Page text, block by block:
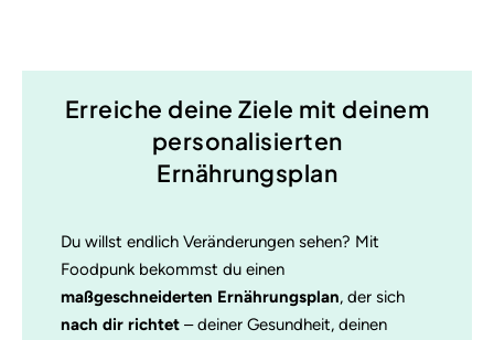
Erreiche deine Ziele mit deinem
personalisierten
Ernährungsplan
Du willst endlich Veränderungen sehen? Mit
Foodpunk bekommst du einen
maßgeschneiderten Ernährungsplan, der sich
nach dir richtet – deiner Gesundheit, deinen